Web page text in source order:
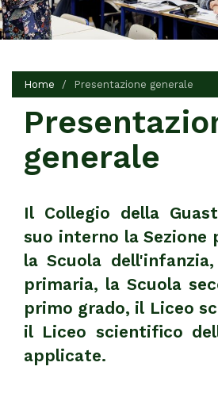
Home Presentazione generale
generale
Il Collegio della
suo interno la Sezione
la Scuola
primaria, la Scuola
primo grado, il Liceo
il Liceo scientifico
applicate.